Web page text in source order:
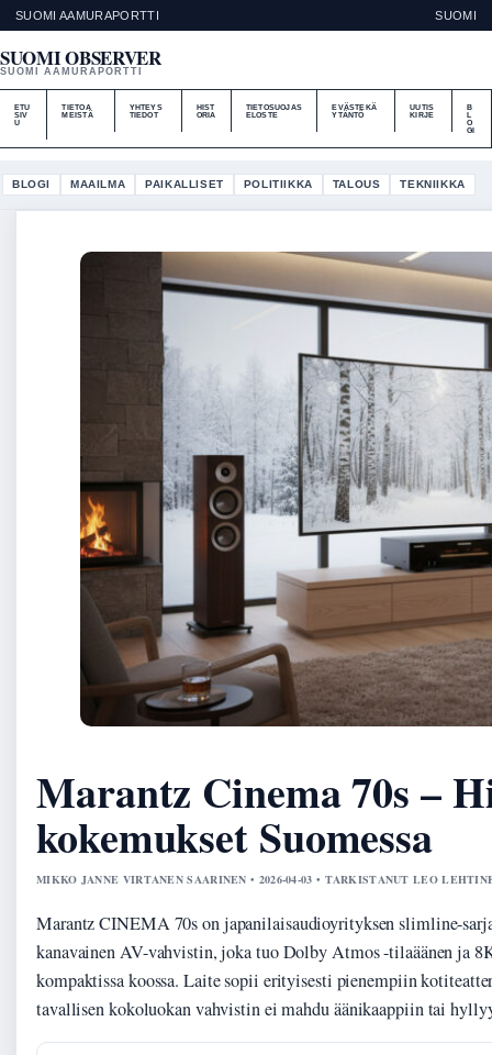
SUOMI AAMURAPORTTI SUOMI
SUOMI OBSERVER
SUOMI AAMURAPORTTI
ETU
SIV
U
TIETOA
MEISTÄ
YHTEYS
TIEDOT
HIST
ORIA
TIETOSUOJAS
ELOSTE
EVÄSTEKÄ
YTÄNTÖ
UUTIS
KIRJE
B
O
GI
BLOGI MAAILMA PAIKALLISET POLITIIKKA TALOUS TEKNIIKKA
Marantz Cinema 70s –
kokemukset Suomessa
MIKKO JANNE VIRTANEN SAARINEN • 2026-04-03 • TARKISTANUT LEO
Marantz CINEMA 70s on japanilaisaudioyrityksen slimline-
kanavainen AV-vahvistin, joka tuo Dolby Atmos -tilaäänen ja
kompaktissa koossa. Laite sopii erityisesti pienempiin
tavallisen kokoluokan vahvistin ei mahdu äänikaappiin tai